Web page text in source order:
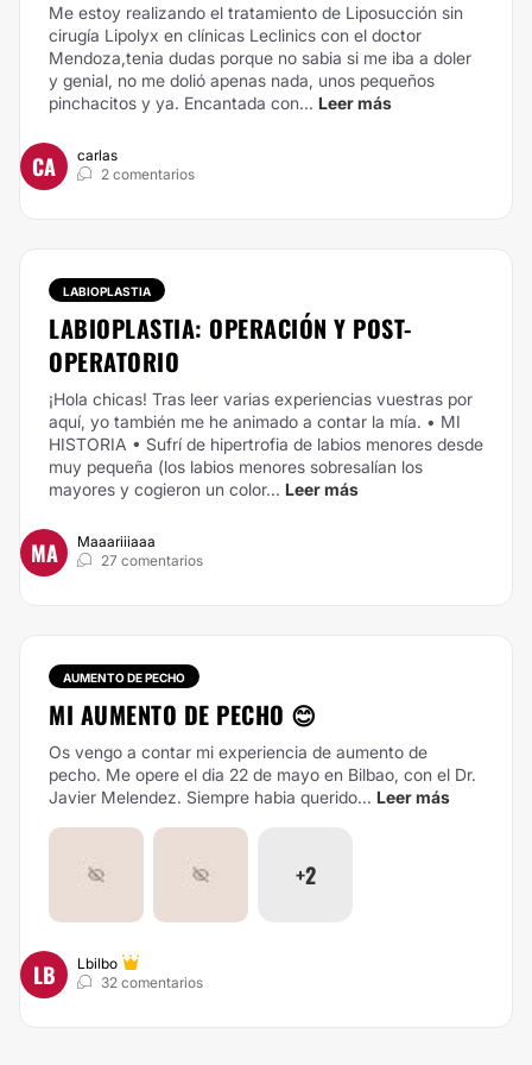
Me estoy realizando el tratamiento de Liposucción sin
cirugía Lipolyx en clínicas Leclinics con el doctor
Mendoza,tenia dudas porque no sabia si me iba a doler
y genial, no me dolió apenas nada, unos pequeños
pinchacitos y ya. Encantada con... Leer más
CA
carlas
2 comentarios
LABIOPLASTIA
LABIOPLASTIA: OPERACIÓN Y POST-
OPERATORIO
¡Hola chicas! Tras leer varias experiencias vuestras por
aquí, yo también me he animado a contar la mía. • MI
HISTORIA • Sufrí de hipertrofia de labios menores desde
muy pequeña (los labios menores sobresalían los
mayores y cogieron un color... Leer más
MA
Maaariiiaaa
27 comentarios
AUMENTO DE PECHO
MI AUMENTO DE PECHO 😊
Os vengo a contar mi experiencia de aumento de
pecho. Me opere el dia 22 de mayo en Bilbao, con el Dr.
Javier Melendez. Siempre habia querido... Leer más
+2
LB
Lbilbo
32 comentarios